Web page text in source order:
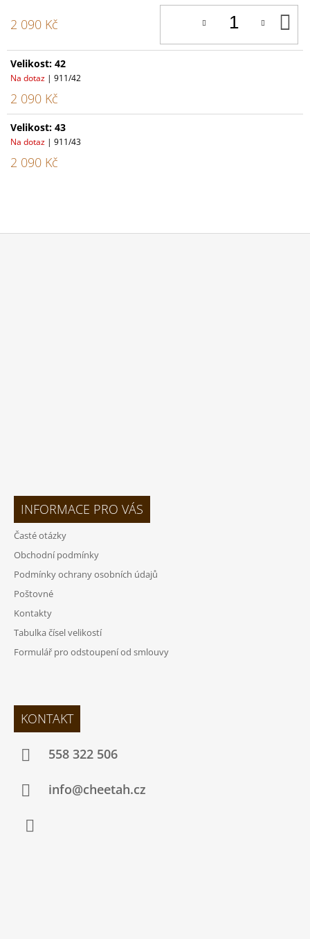
2 090 Kč
Velikost: 42
Na dotaz | 911/42
2 090 Kč
Velikost: 43
Na dotaz | 911/43
2 090 Kč
INFORMACE PRO VÁS
Časté otázky
Obchodní podmínky
Podmínky ochrany osobních údajů
Poštovné
Kontakty
Tabulka čísel velikostí
Formulář pro odstoupení od smlouvy
KONTAKT
558 322 506
info@cheetah.cz